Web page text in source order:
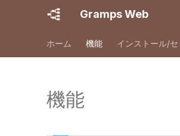
Gramps Web
ホーム 機能 インストール/
機能